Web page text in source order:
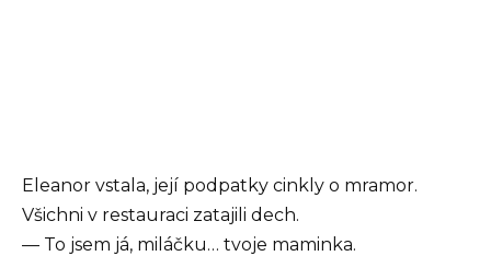
Eleanor vstala, její podpatky cinkly o mramor.
Všichni v restauraci zatajili dech.
— To jsem já, miláčku… tvoje maminka.